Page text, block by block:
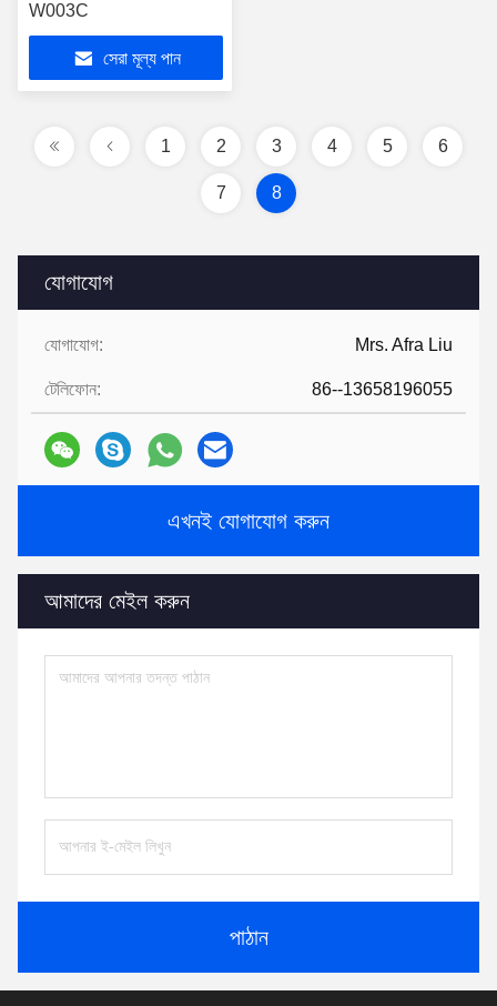
যোগাযোগ
যোগাযোগ: Mrs. Afra Liu
টেলিফোন: 86--13658196055
এখনই যোগাযোগ করুন
আমাদের মেইল ​​করুন
পাঠান
W003C
সেরা মূল্য পান
1 2 3 4 5 6
7 8